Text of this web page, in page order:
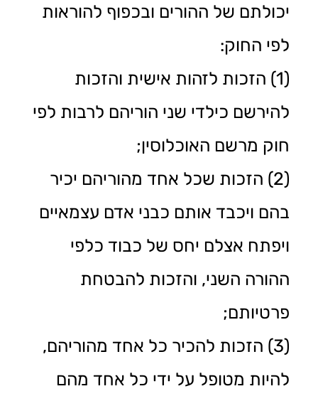
יכולתם של ההורים ובכפוף להוראות
לפי החוק:
(1) הזכות לזהות אישית והזכות
להירשם כילדי שני הוריהם לרבות לפי
חוק מרשם האוכלוסין;
(2) הזכות שכל אחד מהוריהם יכיר
בהם ויכבד אותם כבני אדם עצמאיים
ויפתח אצלם יחס של כבוד כלפי
ההורה השני, והזכות להבטחת
פרטיותם;
(3) הזכות להכיר כל אחד מהוריהם,
להיות מטופל על ידי כל אחד מהם